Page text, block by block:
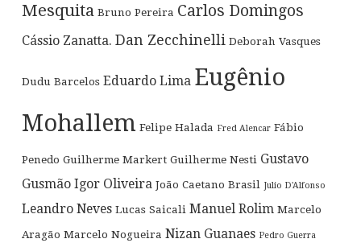
Mesquita Bruno Pereira Carlos Domingos
Cássio Zanatta. Dan Zecchinelli Deborah Vasques
Dudu Barcelos Eduardo Lima Eugênio
Mohallem Felipe Halada Fred Alencar Fábio
Penedo Guilherme Markert Guilherme Nesti Gustavo
Gusmão Igor Oliveira João Caetano Brasil Julio D'Alfonso
Leandro Neves Lucas Saicali Manuel Rolim Marcelo
Aragão Marcelo Nogueira Nizan Guanaes Pedro Guerra